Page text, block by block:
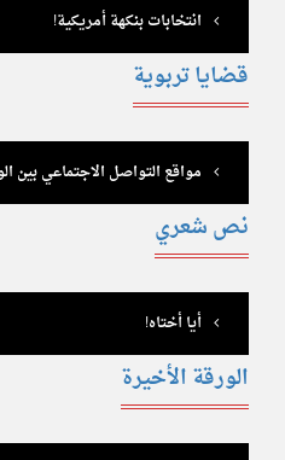
انتخابات بنكهة أمريكية!
قضايا تربوية
مواقع التواصل الاجتماعي بين
نص شعري
أيا أختاه!
الورقة الأخيرة